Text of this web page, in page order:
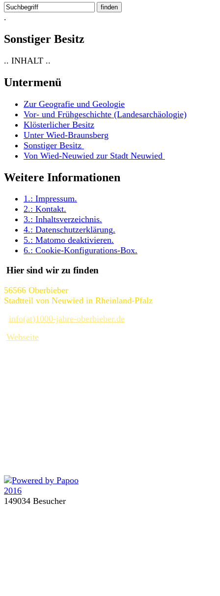
.
Sonstiger Besitz
.. INHALT ..
Untermenü
Zur Geografie und Geologie
Vor- und Frühgeschichte (Landesarchäologie)
Klösterlicher Besitz
Unter Wied-Braunsberg
Sonstiger Besitz
Von Wied-Neuwied zur Stadt Neuwied
Weitere Informationen
1.: Impressum.
2.: Kontakt.
3.: Inhaltsverzeichnis.
4.: Datenschutzerklärung.
5.: Matomo deaktivieren.
6.: Cookie-Konfigurations-Box.
Hier sind wir zu finden
56566 Oberbieber
Stadtteil von Neuwied in Rheinland-Pfalz
info(at)1000-jahre-oberbieber.de
Webseite
149034 Besucher